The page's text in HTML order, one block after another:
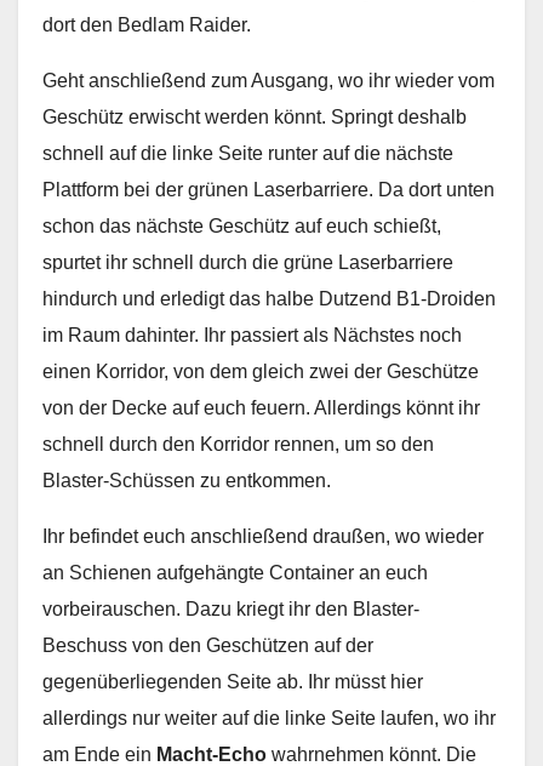
dort den Bedlam Raider.
Geht anschließend zum Ausgang, wo ihr wieder vom
Geschütz erwischt werden könnt. Springt deshalb
schnell auf die linke Seite runter auf die nächste
Plattform bei der grünen Laserbarriere. Da dort unten
schon das nächste Geschütz auf euch schießt,
spurtet ihr schnell durch die grüne Laserbarriere
hindurch und erledigt das halbe Dutzend B1-Droiden
im Raum dahinter. Ihr passiert als Nächstes noch
einen Korridor, von dem gleich zwei der Geschütze
von der Decke auf euch feuern. Allerdings könnt ihr
schnell durch den Korridor rennen, um so den
Blaster-Schüssen zu entkommen.
Ihr befindet euch anschließend draußen, wo wieder
an Schienen aufgehängte Container an euch
vorbeirauschen. Dazu kriegt ihr den Blaster-
Beschuss von den Geschützen auf der
gegenüberliegenden Seite ab. Ihr müsst hier
allerdings nur weiter auf die linke Seite laufen, wo ihr
am Ende ein Macht-Echo wahrnehmen könnt. Die